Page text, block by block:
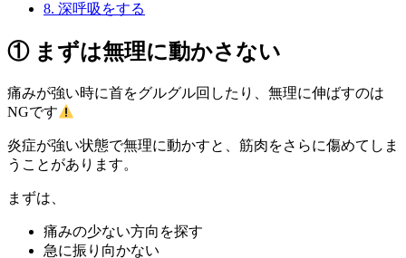
8. 深呼吸をする
① まずは無理に動かさない
痛みが強い時に首をグルグル回したり、無理に伸ばすのは
NGです
炎症が強い状態で無理に動かすと、筋肉をさらに傷めてしま
うことがあります。
まずは、
痛みの少ない方向を探す
急に振り向かない